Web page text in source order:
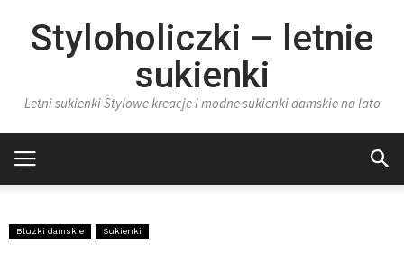
Styloholiczki – letnie
sukienki
Letni sukienki Stylowe kreacje i modne sukienki damskie na lato
Bluzki damskie Sukienki